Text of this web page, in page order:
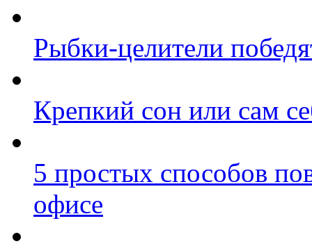
Рыбки-целители
Крепкий сон или сам
5 простых способов
офисе